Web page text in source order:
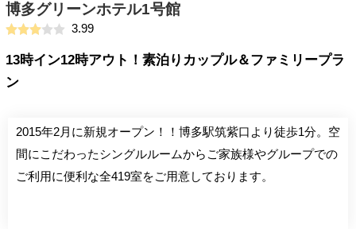
博多グリーンホテル1号館
3.99
13時イン12時アウト！素泊りカップル＆ファミリープラ
ン
2015年2月に新規オープン！！博多駅筑紫口より徒歩1分。空
間にこだわったシングルルームからご家族様やグループでの
ご利用に便利な全419室をご用意しております。